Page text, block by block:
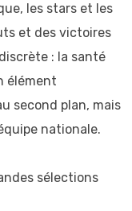
les stars et les
et des victoires
: la santé
élément
second plan, mais
nationale.
sélections